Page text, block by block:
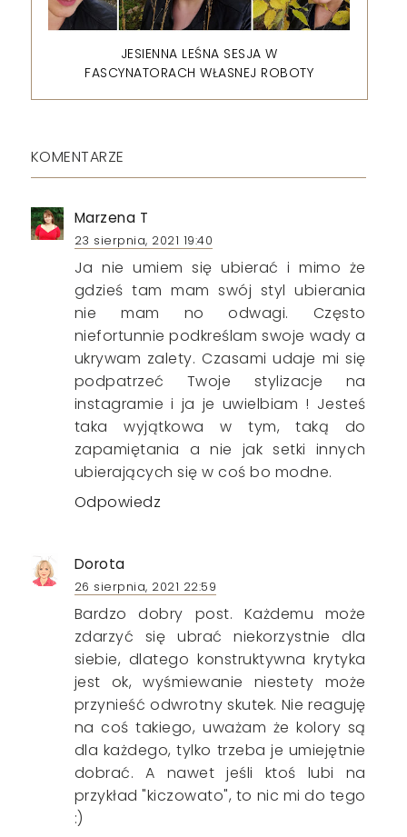
JESIENNA LEŚNA SESJA W
FASCYNATORACH WŁASNEJ ROBOTY
KOMENTARZE
Marzena T
23 sierpnia, 2021 19:40
Ja nie umiem się ubierać i mimo że
gdzieś tam mam swój styl ubierania
nie mam no odwagi. Często
niefortunnie podkreślam swoje wady a
ukrywam zalety. Czasami udaje mi się
podpatrzeć Twoje stylizacje na
instagramie i ja je uwielbiam ! Jesteś
taka wyjątkowa w tym, taką do
zapamiętania a nie jak setki innych
ubierających się w coś bo modne.
Odpowiedz
Dorota
26 sierpnia, 2021 22:59
Bardzo dobry post. Każdemu może
zdarzyć się ubrać niekorzystnie dla
siebie, dlatego konstruktywna krytyka
jest ok, wyśmiewanie niestety może
przynieść odwrotny skutek. Nie reaguję
na coś takiego, uważam że kolory są
dla każdego, tylko trzeba je umiejętnie
dobrać. A nawet jeśli ktoś lubi na
przykład "kiczowato", to nic mi do tego
:)